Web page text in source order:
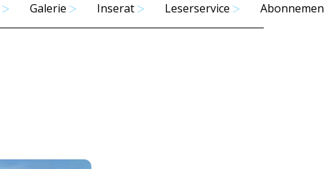
Galerie Inserat Leserservice